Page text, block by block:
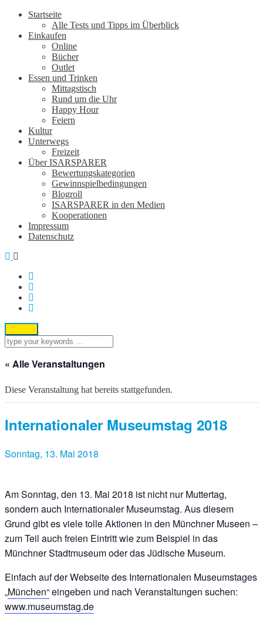
Startseite
Alle Tests und Tipps im Überblick
Einkaufen
Online
Bücher
Outlet
Essen und Trinken
Mittagstisch
Rund um die Uhr
Happy Hour
Feiern
Kultur
Unterwegs
Freizeit
Über ISARSPARER
Bewertungskategorien
Gewinnspielbedingungen
Blogroll
ISARSPARER in den Medien
Kooperationen
Impressum
Datenschutz
« Alle Veranstaltungen
Diese Veranstaltung hat bereits stattgefunden.
Internationaler Museumstag 2018
Sonntag, 13. Mai 2018
Am Sonntag, den 13. Mai 2018 ist nicht nur Muttertag,
sondern auch Internationaler Museumstag. Aus diesem
Grund gibt es viele tolle Aktionen in den Münchner Museen –
zum Teil auch freien Eintritt wie zum Beispiel in das
Münchner Stadtmuseum oder das Jüdische Museum.
Einfach auf der Webseite des Internationalen Museumstages
„München“eingeben und nach Veranstaltungen suchen:
www.museumstag.de